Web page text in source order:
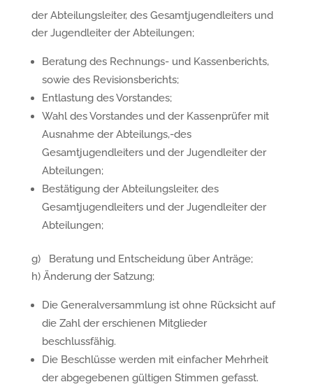
der Abteilungsleiter, des Gesamtjugendleiters und
der Jugendleiter der Abteilungen;
Beratung des Rechnungs- und Kassenberichts,
sowie des Revisionsberichts;
Entlastung des Vorstandes;
Wahl des Vorstandes und der Kassenprüfer mit
Ausnahme der Abteilungs,-des
Gesamtjugendleiters und der Jugendleiter der
Abteilungen;
Bestätigung der Abteilungsleiter, des
Gesamtjugendleiters und der Jugendleiter der
Abteilungen;
g) Beratung und Entscheidung über Anträge;
h) Änderung der Satzung;
Die Generalversammlung ist ohne Rücksicht auf
die Zahl der erschienen Mitglieder
beschlussfähig.
Die Beschlüsse werden mit einfacher Mehrheit
der abgegebenen gültigen Stimmen gefasst.